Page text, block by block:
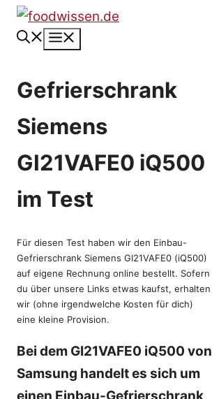
Zum
Inhalt
Gefrierschrank
Siemens
GI21VAFE0 iQ500
im Test
Für diesen Test haben wir den Einbau-
Gefrierschrank Siemens GI21VAFE0 (iQ500)
auf eigene Rechnung online bestellt. Sofern
du über unsere Links etwas kaufst, erhalten
wir (ohne irgendwelche Kosten für dich)
eine kleine Provision.
Bei dem GI21VAFE0 iQ500 von
Samsung handelt es sich um